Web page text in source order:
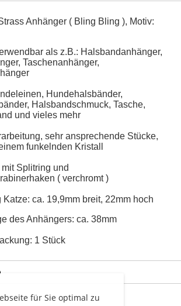
für Sie optimal zu
Anhänger ( Bling Bling ), Motiv:
als z.B.: Halsbandanhänger,
Taschenanhänger,
Hundehalsbänder,
Halsbandschmuck, Tasche,
und vieles mehr
sehr ansprechende Stücke,
funkelnden Kristall
Splitring und
( verchromt )
ca. 19,9mm breit, 22mm hoch
des Anhängers: ca. 38mm
1 Stück